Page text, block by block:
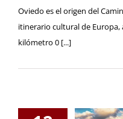
Oviedo es el origen del
itinerario cultural de Europa,
kilómetro 0 [...]